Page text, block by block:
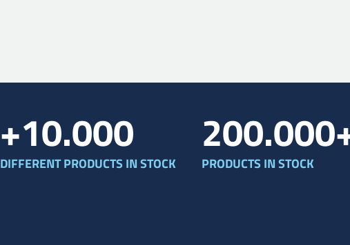
+10.000
DIFFERENT PRODUCTS IN STOCK PRODUCTS IN STOCK